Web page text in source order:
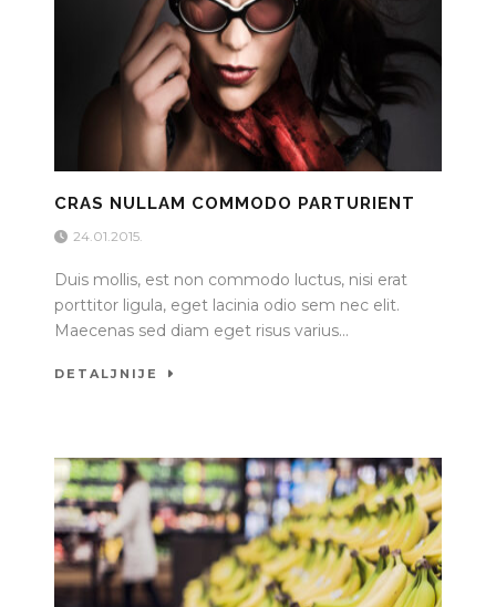
CRAS NULLAM COMMODO PARTURIENT
24.01.2015.
Duis mollis, est non commodo luctus, nisi erat
porttitor ligula, eget lacinia odio sem nec elit.
Maecenas sed diam eget risus varius...
DETALJNIJE